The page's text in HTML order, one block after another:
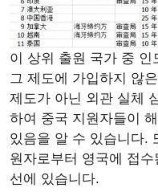
이 상위 출원 국가 중
그 제도에 가입하지 않
제도가 아닌 외관 실체
하여 중국 지원자들이
있음을 알 수 있습니다.
원자로부터 영국에 접
선에 있습니다.